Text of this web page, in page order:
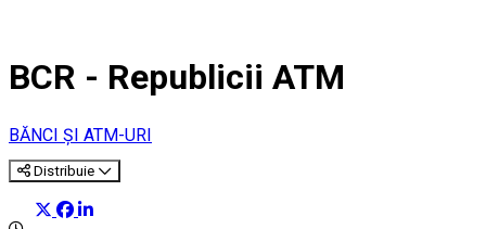
BCR - Republicii ATM
BĂNCI ȘI ATM-URI
Distribuie